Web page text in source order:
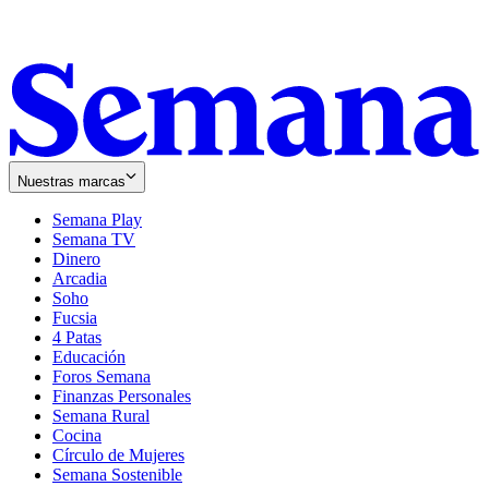
Nuestras marcas
Semana Play
Semana TV
Dinero
Arcadia
Soho
in
new
window
Fucsia
in
new
window
4 Patas
Educación
Foros Semana
Finanzas Personales
Semana Rural
Cocina
Círculo de Mujeres
Semana Sostenible